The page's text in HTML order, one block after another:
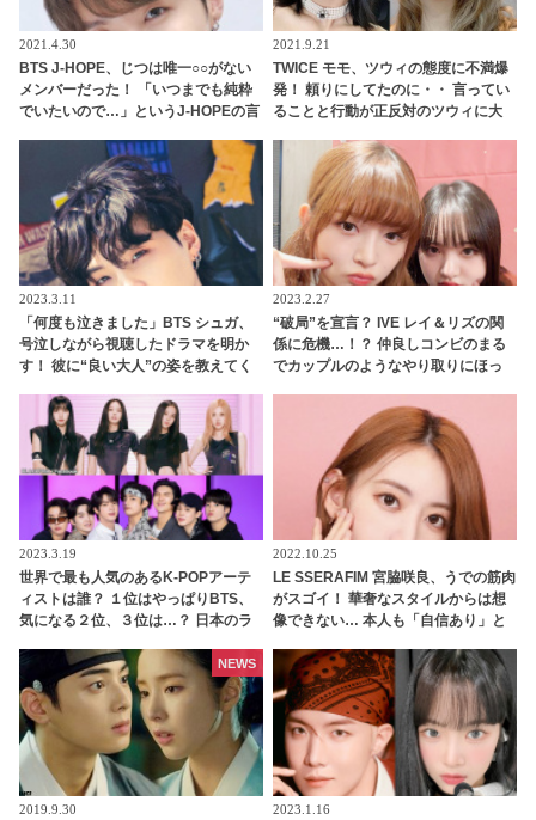
2021.4.30
BTS J-HOPE、じつは唯一○○がない
メンバーだった！ 「いつまでも純粋
でいたいので…」というJ-HOPEの言
ンバー総反撃・・ 予想だにしない展
開を迎えたかわいすぎるやりとりに
ファン爆笑
2021.9.21
TWICE モモ、ツウィの態度に不満爆
発！ 頼りにしてたのに・・ 言ってい
ることと行動が正反対のツウィに大
2023.3.11
「何度も泣きました」BTS シュガ、
号泣しながら視聴したドラマを明か
す！ 彼に“良い大人”の姿を教えてく
そのエピソードにファンも共感
2023.2.27
“破局”を宣言？ IVE レイ＆リズの関
係に危機…！？ 仲良しコンビのまる
でカップルのようなやり取りにほっ
2023.3.19
世界で最も人気のあるK-POPアーテ
ィストは誰？ １位はやっぱりBTS、
気になる２位、３位は…？ 日本のラ
ンクイン！ 各国の個性あふれるデー
タに注目殺到
2022.10.25
LE SSERAFIM 宮脇咲良、うでの筋肉
がスゴイ！ 華奢なスタイルからは想
像できない… 本人も「自信あり」と
2019.9.30
NEWS
2023.1.16